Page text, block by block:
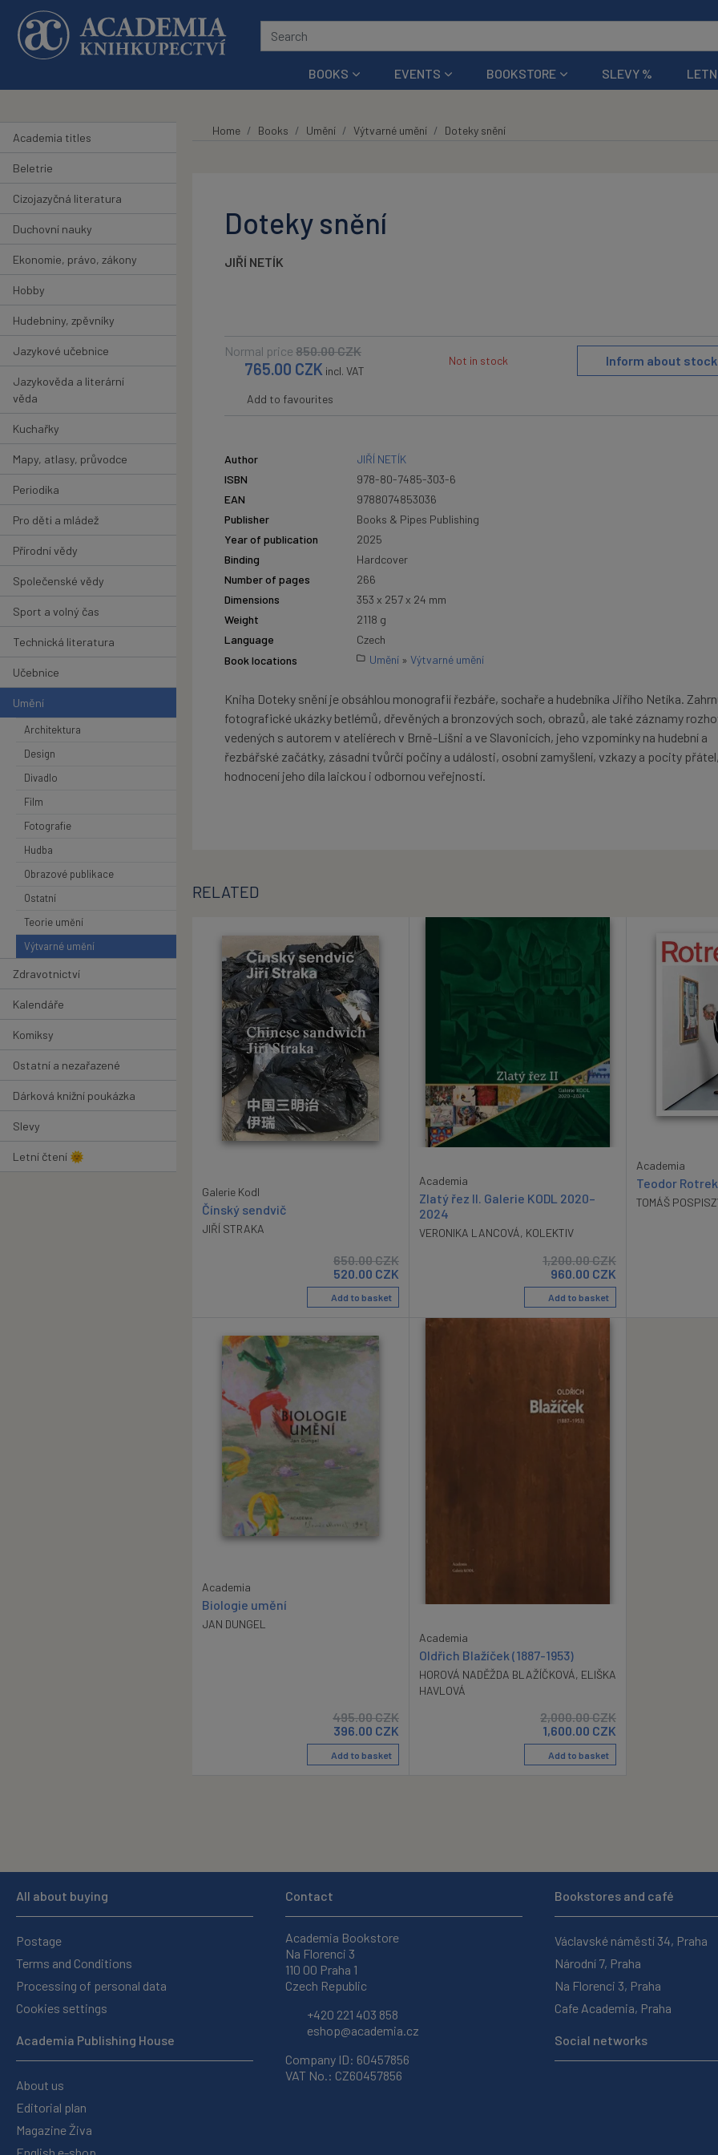
Skip to main content
BOOKS EVENTS BOOKSTORE SLEVY %
Academia titles
Beletrie
Cizojazyčná literatura
Duchovní nauky
Ekonomie, právo, zákony
Hobby
Hudebniny, zpěvníky
Jazykové učebnice
Jazykověda a literární
věda
Kuchařky
Mapy, atlasy, průvodce
Periodika
Pro děti a mládež
Přírodní vědy
Společenské vědy
Sport a volný čas
Technická literatura
Učebnice
Umění
Architektura
Design
Divadlo
Film
Fotografie
Hudba
Obrazové publikace
Ostatní
Teorie umění
Výtvarné umění
Zdravotnictví
Kalendáře
Komiksy
Ostatní a nezařazené
Dárková knižní poukázka
Slevy
Letní čtení 🌞
Home Books Umění Výtvarné umění Doteky snění
Doteky snění
JIŘÍ NETÍK
Normal price 850.00CZK
765.00 CZK incl. VAT
Not in stock Inform about
Add to favourites
Author
JIŘÍ NETÍK
ISBN
978-80-7485-303-6
EAN
9788074853036
Publisher
Books & Pipes Publishing
Year of publication
2025
Binding
Hardcover
Number of pages
266
Dimensions
353 x 257 x 24 mm
Weight
2118 g
Language
Czech
Book locations
Umění » Výtvarné umění
Kniha Doteky snění je obsáhlou monografií řezbáře, sochaře a hudebníka Jiřího Netíka.
fotografické ukázky betlémů, dřevěných a bronzových soch, obrazů, ale také záznamy
vedených s autorem v ateliérech v Brně-Líšni a ve Slavonicích, jeho vzpomínky na hudební a
řezbářské začátky, zásadní tvůrčí počiny a události, osobní zamyšlení, vzkazy a pocity
hodnocení jeho díla laickou i odbornou veřejností.
RELATED
Galerie Kodl
Čínský sendvič
JIŘÍ STRAKA
650.00CZK
520.00 CZK
Add to basket
Academia
Zlatý řez II. Galerie KODL 2020–
2024
VERONIKA LANCOVÁ, KOLEKTIV
1,200.00CZK
960.00 CZK
Add to basket
Academia
Teodor
TOMÁŠ
Academia
Biologie umění
JAN DUNGEL
495.00CZK
396.00 CZK
Add to basket
Academia
Oldřich Blažíček (1887-1953)
HOROVÁ NADĚŽDA BLAŽÍČKOVÁ, ELIŠKA
HAVLOVÁ
2,000.00CZK
1,600.00 CZK
Add to basket
All about buying
Postage
Terms and Conditions
Processing of personal data
Cookies settings
Academia Publishing House
About us
Editorial plan
Magazine Živa
Contact
Academia Bookstore
Na Florenci 3
110 00 Praha 1
Czech Republic
+420 221 403 858
eshop@academia.cz
Company ID: 60457856
VAT No.: CZ60457856
Bookstores and café
Václavské náměstí 34, Praha
Národní 7, Praha
Na Florenci 3, Praha
Cafe Academia, Praha
Social networks